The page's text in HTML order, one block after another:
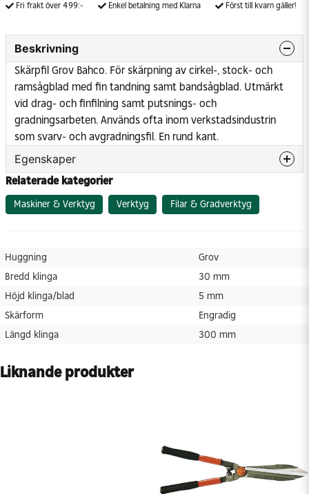
Fri frakt över 499:- Enkel betalning med Klarna Först till kvarn gäller!
Beskrivning
Skärpfil Grov Bahco. För skärpning av cirkel-, stock- och
ramsågblad med fin tandning samt bandsågblad. Utmärkt
vid drag- och finfilning samt putsnings- och
gradningsarbeten. Används ofta inom verkstadsindustrin
som svarv- och avgradningsfil. En rund kant.
Egenskaper
Huggning
Bredd klinga
30 mm
Längd klinga
300 mm
Relaterade kategorier
Maskiner & Verktyg Verktyg Filar & Gradverktyg
Huggning
Grov
Bredd klinga
30 mm
Höjd klinga/blad
5 mm
Skärform
Engradig
Längd klinga
300 mm
Liknande produkter